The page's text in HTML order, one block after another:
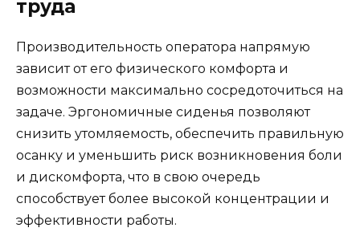
труда
Производительность оператора напрямую
зависит от его физического комфорта и
возможности максимально сосредоточиться на
задаче. Эргономичные сиденья позволяют
снизить утомляемость, обеспечить правильную
осанку и уменьшить риск возникновения боли
и дискомфорта, что в свою очередь
способствует более высокой концентрации и
эффективности работы.